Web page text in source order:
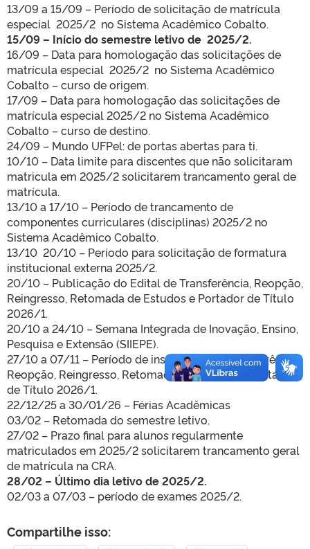
13/09 a 15/09 – Período de solicitação de matrícula
especial 2025/2 no Sistema Acadêmico Cobalto.
15/09 – Início do semestre letivo de 2025/2.
16/09 – Data para homologação das solicitações de
matrícula especial 2025/2 no Sistema Acadêmico
Cobalto – curso de origem.
17/09 – Data para homologação das solicitações de
matrícula especial 2025/2 no Sistema Acadêmico
Cobalto – curso de destino.
24/09 – Mundo UFPel: de portas abertas para ti.
10/10 – Data limite para discentes que não solicitaram
matricula em 2025/2 solicitarem trancamento geral de
matrícula.
13/10 a 17/10 – Período de trancamento de
componentes curriculares (disciplinas) 2025/2 no
Sistema Acadêmico Cobalto.
13/10 20/10 – Período para solicitação de formatura
institucional externa 2025/2.
20/10 – Publicação do Edital de Transferência, Reopção,
Reingresso, Retomada de Estudos e Portador de Título
2026/1.
20/10 a 24/10 –Semana Integrada de Inovação, Ensino,
Pesquisa e Extensão (SIIEPE).
27/10 a 07/11 – Período de inscrição para Transferência,
Reopção, Reingresso, Retomada de Estudos e Portador
de Título 2026/1.
22/12/25 a 30/01/26 – Férias Acadêmicas
03/02 – Retomada do semestre letivo.
27/02 – Prazo final para alunos regularmente
matriculados em 2025/2 solicitarem trancamento geral
de matrícula na CRA.
28/02 – Último dia letivo de 2025/2.
02/03 a 07/03 – período de exames 2025/2.
Compartilhe isso: